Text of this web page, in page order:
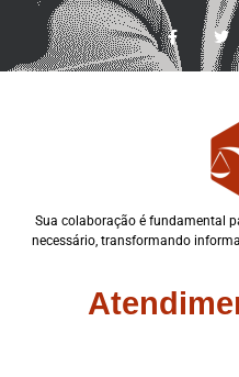
Sua colaboração é fundamental
necessário, transformando